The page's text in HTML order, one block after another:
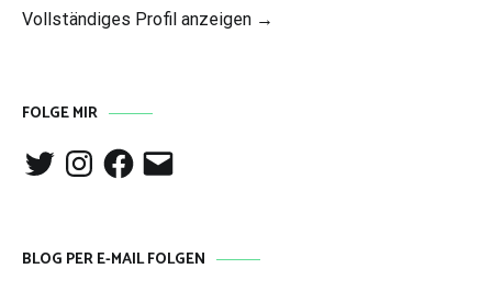
Vollständiges Profil anzeigen →
FOLGE MIR
TwitterInstagramFacebook
E-
Mail
BLOG PER E-MAIL FOLGEN